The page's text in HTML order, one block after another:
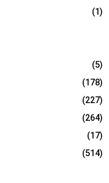
(1)
(5)
(178)
(227)
(264)
(17)
(514)